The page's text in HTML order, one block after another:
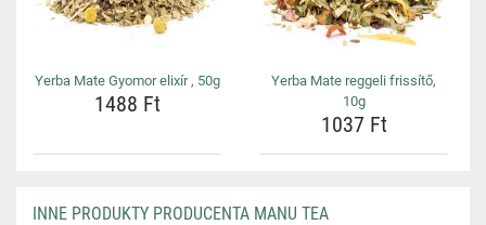
Yerba Mate Gyomor elixír , 50g
1488 Ft
Yerba Mate reggeli frissítő,
10g
1037 Ft
INNE PRODUKTY PRODUCENTA MANU TEA